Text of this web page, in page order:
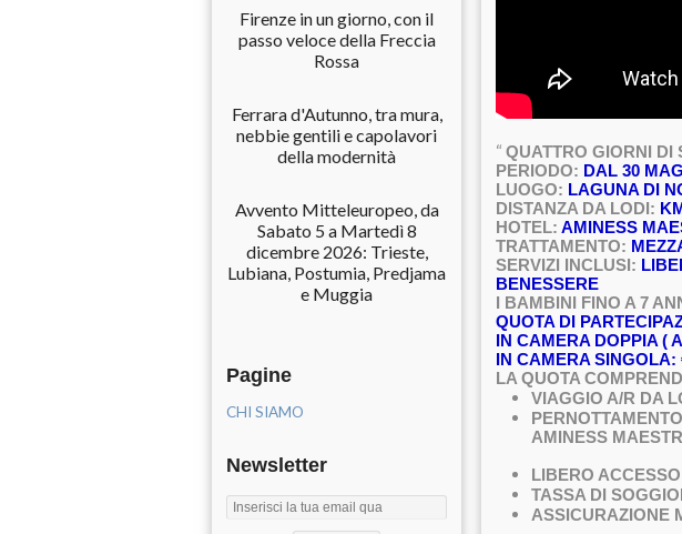
Firenze in un giorno, con il
passo veloce della Freccia
Rossa
Ferrara d'Autunno, tra mura,
nebbie gentili e capolavori
della modernità
Avvento Mitteleuropeo, da
Sabato 5 a Martedì 8
dicembre 2026: Trieste,
Lubiana, Postumia, Predjama
e Muggia
Pagine
CHI SIAMO
Newsletter
“ QUATTRO GIORNI DI
PERIODO: DAL 30
LUOGO: LAGUNA DI
DISTANZA DA LODI:
HOTEL: AMINESS
TRATTAMENTO:
SERVIZI INCLUSI:
BENESSERE
I BAMBINI FINO A 7
QUOTA DI
IN CAMERA DOPPIA (
IN CAMERA SINGOLA:
LA QUOTA
VIAGGIO A/R DA
AMINESS
LIBERO
TASSA DI
ASSICURAZIONE